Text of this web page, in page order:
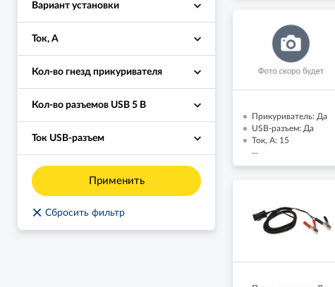
Вариант установки
Ток, А
Кол-во гнезд прикуривателя
Кол-во разъемов USB 5 В
Ток USB-разъем
Применить
× Сбросить фильтр
Прикуриватель: Да
USB-разъем: Да
Ток, А: 15
...